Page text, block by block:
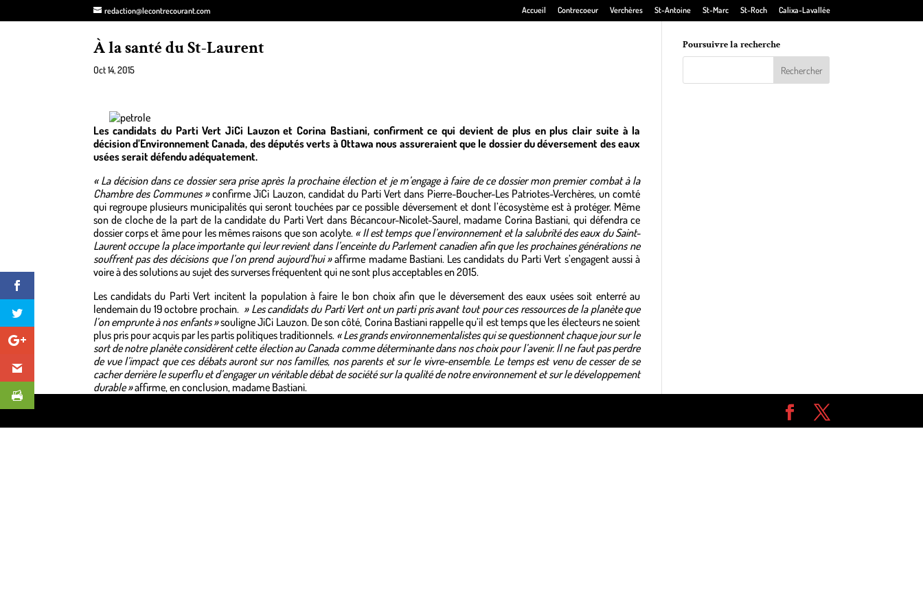
redaction@lecontrecourant.com Accueil Contrecoeur Verchères St-Antoine St-Marc St-Roch Calixa-Lavallée
À la santé du St-Laurent
Oct 14, 2015
Les candidats du Parti Vert JiCi Lauzon et Corina Bastiani, confirment ce qui devient de plus en plus clair suite à la
décision d’Environnement Canada, des députés verts à Ottawa nous assureraient que le dossier du déversement des eaux
usées serait défendu adéquatement.
« La décision dans ce dossier sera prise après la prochaine élection et je m’engage à faire de ce dossier mon premier combat à la
Chambre des Communes »confirme JiCi Lauzon, candidat du Parti Vert dans Pierre-Boucher-Les Patriotes-Verchères, un comté
qui regroupe plusieurs municipalités qui seront touchées par ce possible déversement et dont l’écosystème est à protéger. Même
son de cloche de la part de la candidate du Parti Vert dans Bécancour-Nicolet-Saurel, madame Corina Bastiani, qui défendra ce
dossier corps et âme pour les mêmes raisons que son acolyte.« Il est temps que l’environnement et la salubrité des eaux du Saint-
Laurent occupe la place importante qui leur revient dans l’enceinte du Parlement canadien afin que les prochaines générations ne
souffrent pas des décisions que l’on prend aujourd’hui »affirme madame Bastiani. Les candidats du Parti Vert s’engagent aussi à
voire à des solutions au sujet des surverses fréquentent qui ne sont plus acceptables en 2015.
Les candidats du Parti Vert incitent la population à faire le bon choix afin que le déversement des eaux usées soit enterré au
lendemain du 19 octobre prochain. » Les candidats du Parti Vert ont un parti pris avant tout pour ces ressources de la planète que
l’on emprunte à nos enfants »souligne JiCi Lauzon. De son côté, Corina Bastiani rappelle qu’il est temps que les électeurs ne soient
plus pris pour acquis par les partis politiques traditionnels. « Les grands environnementalistes qui se questionnent chaque jour sur le
sort de notre planète considèrent cette élection au Canada comme déterminante dans nos choix pour l’avenir. Il ne faut pas perdre
de vue l’impact que ces débats auront sur nos familles, nos parents et sur le vivre-ensemble. Le temps est venu de cesser de se
cacher derrière le superflu et d’engager un véritable débat de société sur la qualité de notre environnement et sur le développement
durable »affirme, en conclusion, madame Bastiani.
Poursuivre la recherche